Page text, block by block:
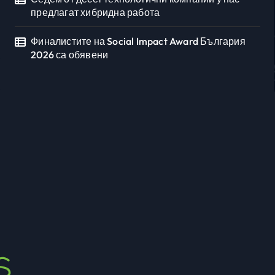
предлагат хибридна работа
Финалистите на Social Impact Award България
2026 са обявени